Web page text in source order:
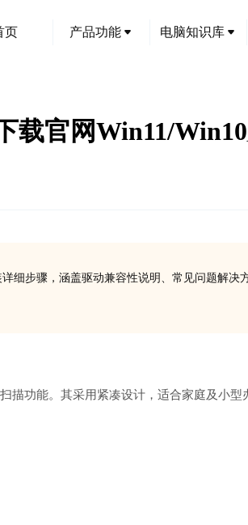
页 产品功能 电脑知识库
载官网Win11/
细步骤，涵盖驱动兼容性说明、常见问题解决
描功能。其采用紧凑设计，适合家庭及小